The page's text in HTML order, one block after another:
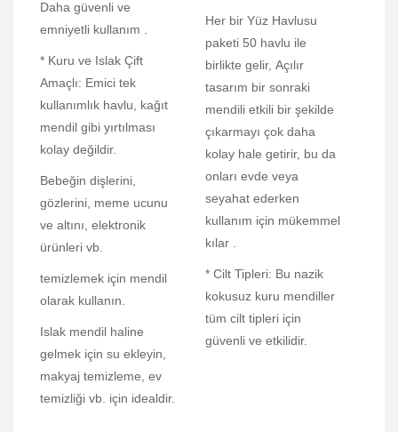
Daha güvenli ve
emniyetli kullanım .
* Kuru ve Islak Çift
Amaçlı: Emici tek
kullanımlık havlu, kağıt
mendil gibi yırtılması
kolay değildir.
Bebeğin dişlerini,
gözlerini, meme ucunu
ve altını, elektronik
ürünleri vb.
temizlemek için mendil
olarak kullanın.
Islak mendil haline
gelmek için su ekleyin,
makyaj temizleme, ev
temizliği vb. için idealdir.
Her bir Yüz Havlusu
paketi 50 havlu ile
birlikte gelir, Açılır
tasarım bir sonraki
mendili etkili bir şekilde
çıkarmayı çok daha
kolay hale getirir, bu da
onları evde veya
seyahat ederken
kullanım için mükemmel
kılar .
* Cilt Tipleri: Bu nazik
kokusuz kuru mendiller
tüm cilt tipleri için
güvenli ve etkilidir.